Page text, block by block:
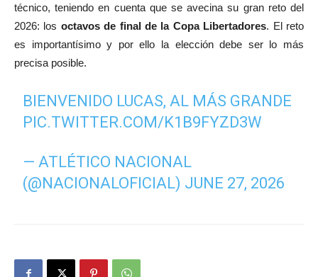
técnico, teniendo en cuenta que se avecina su gran reto del
2026: los octavos de final de la Copa Libertadores. El reto
es importantísimo y por ello la elección debe ser lo más
precisa posible.
BIENVENIDO LUCAS, AL MÁS GRANDE
PIC.TWITTER.COM/K1B9FYZD3W
— ATLÉTICO NACIONAL
(@NACIONALOFICIAL) JUNE 27, 2026